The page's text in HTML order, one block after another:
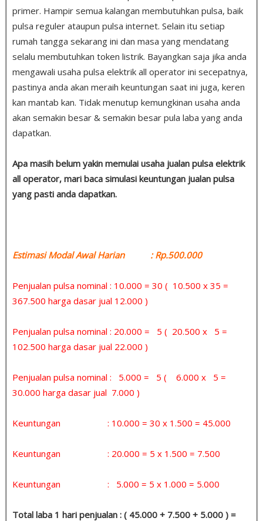
primer. Hampir semua kalangan membutuhkan pulsa, baik
pulsa reguler ataupun pulsa internet. Selain itu setiap
rumah tangga sekarang ini dan masa yang mendatang
selalu membutuhkan token listrik. Bayangkan saja jika anda
mengawali usaha pulsa elektrik all operator ini secepatnya,
pastinya anda akan meraih keuntungan saat ini juga, keren
kan mantab kan. Tidak menutup kemungkinan usaha anda
akan semakin besar & semakin besar pula laba yang anda
dapatkan.
Apa masih belum yakin memulai usaha jualan pulsa elektrik
all operator, mari baca simulasi keuntungan jualan pulsa
yang pasti anda dapatkan.
Estimasi Modal Awal Harian : Rp.500.000
Penjualan pulsa nominal : 10.000 = 30 ( 10.500 x 35 =
367.500 harga dasar jual 12.000 )
Penjualan pulsa nominal : 20.000 = 5 ( 20.500 x 5 =
102.500 harga dasar jual 22.000 )
Penjualan pulsa nominal : 5.000 = 5 ( 6.000 x 5 =
30.000 harga dasar jual 7.000 )
Keuntungan : 10.000 = 30 x 1.500 = 45.000
Keuntungan : 20.000 = 5 x 1.500 = 7.500
Keuntungan : 5.000 = 5 x 1.000 = 5.000
Total laba 1 hari penjualan : ( 45.000 + 7.500 + 5.000 ) =